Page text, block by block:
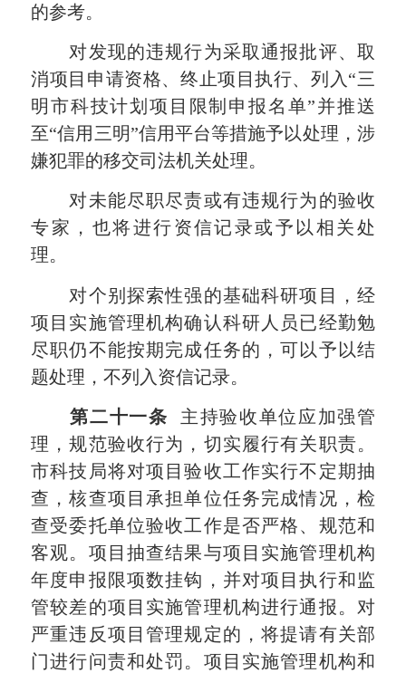
的参考。
对发现的违规行为采取通报批评、取
消项目申请资格、终止项目执行、列入“三
明市科技计划项目限制申报名单”并推送
至“信用三明”信用平台等措施予以处理，涉
嫌犯罪的移交司法机关处理。
对未能尽职尽责或有违规行为的验收
专家，也将进行资信记录或予以相关处
理。
对个别探索性强的基础科研项目，经
项目实施管理机构确认科研人员已经勤勉
尽职仍不能按期完成任务的，可以予以结
题处理，不列入资信记录。
第二十一条 主持验收单位应加强管
理，规范验收行为，切实履行有关职责。
市科技局将对项目验收工作实行不定期抽
查，核查项目承担单位任务完成情况，检
查受委托单位验收工作是否严格、规范和
客观。项目抽查结果与项目实施管理机构
年度申报限项数挂钩，并对项目执行和监
管较差的项目实施管理机构进行通报。对
严重违反项目管理规定的，将提请有关部
门进行问责和处罚。项目实施管理机构和